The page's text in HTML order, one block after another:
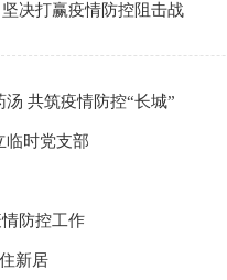
决打赢疫情防控阻击战
共筑疫情防控“长城”
临时党支部
防控工作
新居